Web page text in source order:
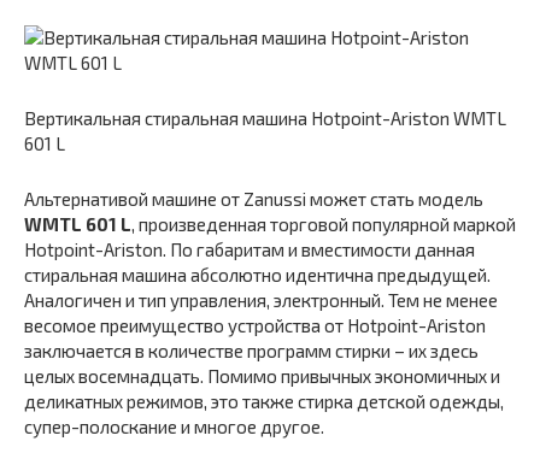
Вертикальная стиральная машина Hotpoint-Ariston WMTL
601 L
Альтернативой машине от Zanussi может стать модель
WMTL 601 L, произведенная торговой популярной маркой
Hotpoint-Ariston. По габаритам и вместимости данная
стиральная машина абсолютно идентична предыдущей.
Аналогичен и тип управления, электронный. Тем не менее
весомое преимущество устройства от Hotpoint-Ariston
заключается в количестве программ стирки – их здесь
целых восемнадцать. Помимо привычных экономичных и
деликатных режимов, это также стирка детской одежды,
супер-полоскание и многое другое.